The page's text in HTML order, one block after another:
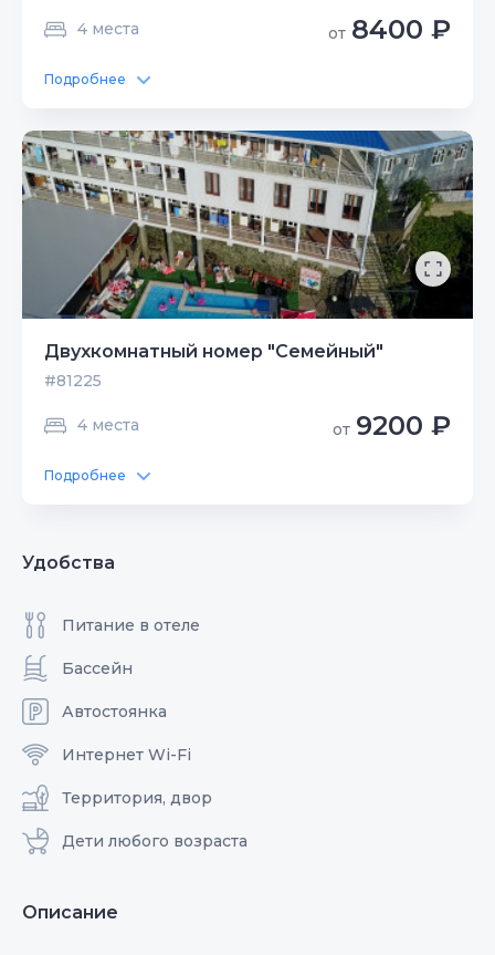
4 места от 8400 ₽
Подробнее
Двухкомнатный номер "Семейный"
#81225
4 места от 9200 ₽
Подробнее
Удобства
Питание в отеле
Бассейн
Автостоянка
Интернет Wi-Fi
Территория, двор
Дети любого возраста
Описание